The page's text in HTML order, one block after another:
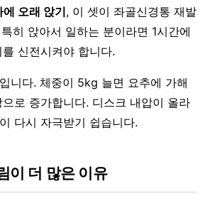
오래 앉기, 이 셋이 좌골신경통 재발
히 앉아서 일하는 분이라면 1시간에
신전시켜야 합니다.
니다. 체중이 5kg 늘면 요추에 가해
로 증가합니다. 디스크 내압이 올라
다시 자극받기 쉽습니다.
이 더 많은 이유